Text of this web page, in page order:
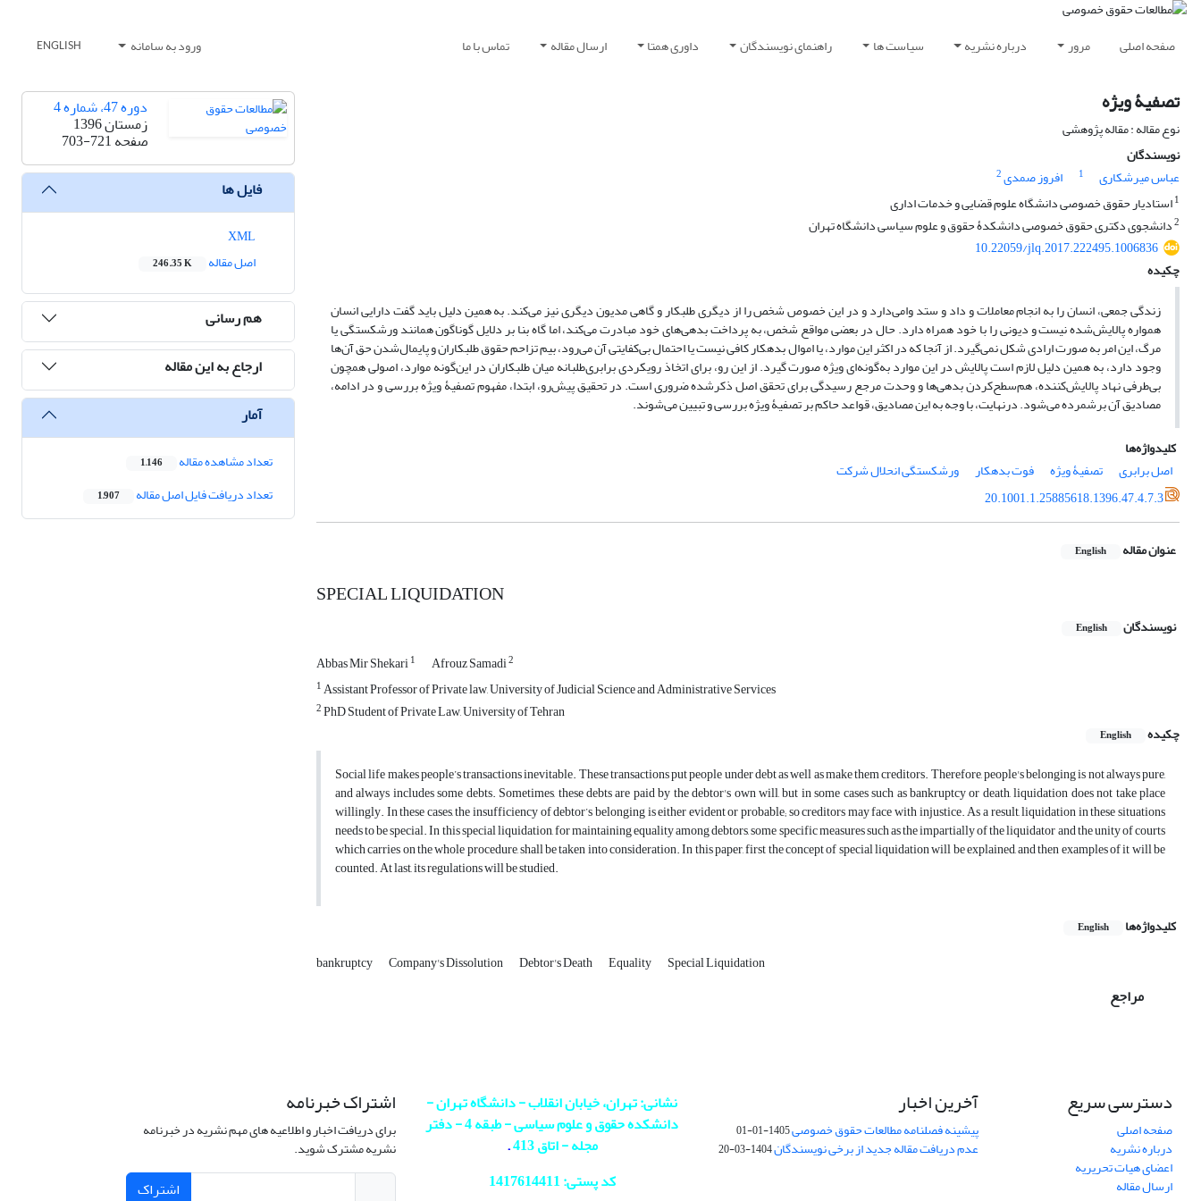
صفحه اصلی مرور درباره نشریه سیاست ها راهنمای نویسندگان داوری همتا ارسال مقاله تماس با ما ورود به سامانه ENGLISH
تصفیۀ ویژه
نوع مقاله : مقاله پژوهشی
نویسندگان
عباس میرشکاری
1 افروز صمدی2
1استادیار حقوق خصوصی دانشگاه علوم قضایی و خدمات اداری
2دانشجوی دکتری حقوق خصوصی دانشکدۀ حقوق و علوم سیاسی دانشگاه تهران
10.22059/jlq.2017.222495.1006836
چکیده
زندگی جمعی، انسان را به انجام معاملات و داد و ستد وامی‌دارد و در این خصوص شخص را از دیگری طلبکار و گاهی مدیون دیگری نیز می‌کند. به همین دلیل باید گفت دارایی انسان
همواره پالایش‌شده نیست و دیونی را با خود همراه دارد. حال در بعضی مواقع شخص، به پرداخت بدهی‌های خود مبادرت می‌کند، اما گاه بنا بر دلایل گوناگون همانند ورشکستگی یا
مرگ، این امر به صورت ارادی شکل نمی‌گیرد. از آ‌نجا که در اکثر این موارد، یا اموال بدهکار کافی نیست یا احتمال بی‌کفایتی آن می‌رود، بیم تزاحم حقوق طلبکاران و پایمال‌شدن حق آن‌ها
وجود دارد، به همین دلیل لازم است پالایش در این موارد به‌گونه‌ای ویژه صورت گیرد. از این ‌رو، برای اتخاذ رویکردی برابری‌طلبانه میان طلبکاران در این‌‌گونه موارد، اصولی همچون
بی‌طرفی نهاد پالایش‌کننده، هم‌سطح‌کردن بدهی‌ها و وحدت مرجع رسیدگی برای تحقق اصل ذکرشده ضروری است. در تحقیق پیش‌رو، ابتدا، مفهوم تصفیۀ ویژه بررسی و در ادامه،
مصادیق آن برشمرده می‌شود. درنهایت، با وجه به این مصادیق، قواعد حاکم بر تصفیۀ ویژه بررسی و تبیین می‌شوند.
کلیدواژه‌ها
اصل برابری
تصفیۀ ویژه فوت بدهکار
ورشکستگی انحلال شرکت
20.1001.1.25885618.1396.47.4.7.3
عنوان مقاله English
SPECIAL LIQUIDATION
نویسندگان English
Abbas Mir Shekari1 Afrouz Samadi2
1Assistant Professor of Private law, University of Judicial Science and Administrative Services
2PhD Student of Private Law, University of Tehran
چکیده
English
Social life makes people’s transactions inevitable. These transactions put people under debt as well as make them creditors. Therefore, people's belonging is not always pure,
and always includes some debts. Sometimes, these debts are paid by the debtor's own will, but in some cases such as bankruptcy or death, liquidation does not take place
willingly. In these cases, the insufficiency of debtor’s belonging is either evident or probable; so creditors may face with injustice. As a result, liquidation in these situations
needs to be special. In this special liquidation, for maintaining equality among debtors, some specific measures such as the impartially of the liquidator and the unity of courts
which carries on the whole procedure, shall be taken into consideration. In this paper, first the concept of special liquidation will be explained, and then examples of it will be
counted. At last, its regulations will be studied.
کلیدواژه‌ها English
bankruptcy Company's Dissolution Debtor's Death Equality Special Liquidation
مراجع
دوره 47، شماره 4
زمستان 1396
صفحه703-721
فایل ها
اصل مقاله
246.35 K
هم رسانی
ارجاع به این مقاله
آمار
تعداد مشاهده مقاله 1,146
تعداد دریافت فایل اصل مقاله 1,907
دسترسی سریع
صفحه اصلی
درباره نشریه
اعضای هیات تحریریه
ارسال مقاله
آخرین اخبار
پیشینه فصلنامه مطالعات حقوق خصوصی1405-01-01
عدم دریافت مقاله جدید از برخی نویسندگان1404-03-20
نشانی: تهران، خیابان انقلاب - دانشگاه تهران -
دانشکده حقوق و علوم سیاسی - طبقه 4 - دفتر
مجله - اتاق 413
.
کد پستی: 1417614411
اشتراک خبرنامه
برای دریافت اخبار و اطلاعیه های مهم نشریه در خبرنامه
نشریه مشترک شوید.
اشتراک